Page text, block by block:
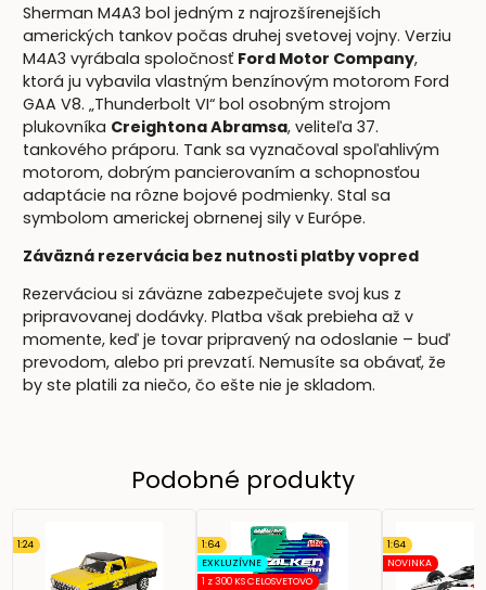
Sherman M4A3 bol jedným z najrozšírenejších
amerických tankov počas druhej svetovej vojny. Verziu
M4A3 vyrábala spoločnosť Ford Motor Company,
ktorá ju vybavila vlastným benzínovým motorom Ford
GAA V8. „Thunderbolt VI“ bol osobným strojom
plukovníka Creightona Abramsa, veliteľa 37.
tankového práporu. Tank sa vyznačoval spoľahlivým
motorom, dobrým pancierovaním a schopnosťou
adaptácie na rôzne bojové podmienky. Stal sa
symbolom americkej obrnenej sily v Európe.
Záväzná rezervácia bez nutnosti platby vopred
Rezerváciou si záväzne zabezpečujete svoj kus z
pripravovanej dodávky. Platba však prebieha až v
momente, keď je tovar pripravený na odoslanie – buď
prevodom, alebo pri prevzatí. Nemusíte sa obávať, že
by ste platili za niečo, čo ešte nie je skladom.
Podobné produkty
1:24
1:64
EXKLUZÍVNE
1 z 300 KS CELOSVETOVO
1:64
NOVINKA